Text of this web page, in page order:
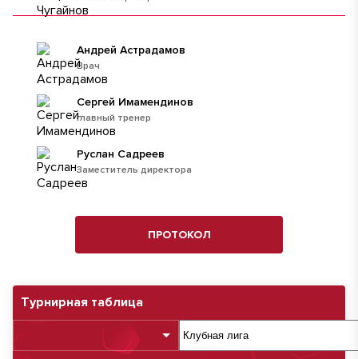
Турнирная таблица
Врач
Андрей Астрадамов
главный тренер
Сергей Имамендинов
Заместитель директора
Руслан Садреев
ПРОТОКОЛ